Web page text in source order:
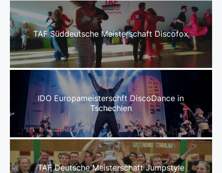
TAF Süddeutsche Meisterschaft Discofox
IDO Europameisterschft DiscoDance in
Tschechien
TAF Deutsche Meisterschaft Jumpstyle